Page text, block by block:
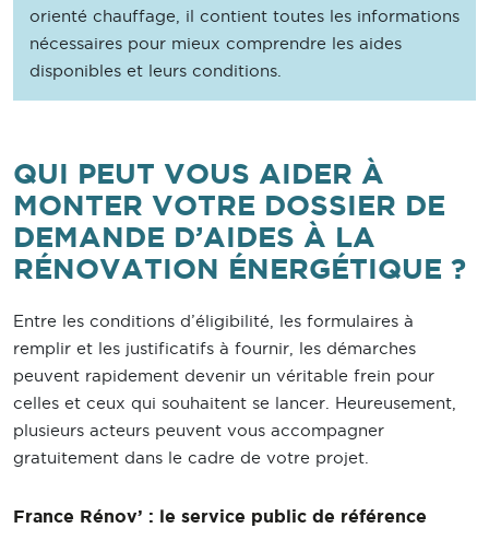
orienté chauffage, il contient toutes les informations
nécessaires pour mieux comprendre les aides
disponibles et leurs conditions.
QUI PEUT VOUS AIDER À
MONTER VOTRE DOSSIER DE
DEMANDE D’AIDES À LA
RÉNOVATION ÉNERGÉTIQUE ?
Entre les conditions d’éligibilité, les formulaires à
remplir et les justificatifs à fournir, les démarches
peuvent rapidement devenir un véritable frein pour
celles et ceux qui souhaitent se lancer. Heureusement,
plusieurs acteurs peuvent vous accompagner
gratuitement dans le cadre de votre projet.
France Rénov’ : le service public de référence